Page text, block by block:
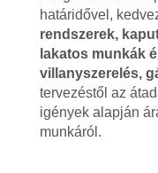
határidővel,
rendszerek,
lakatos munkák
villanyszerelés,
tervezéstől az
igények alapján
munkáról.